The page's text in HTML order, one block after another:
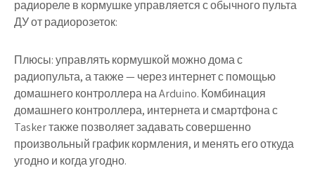
радиореле в кормушке управляется с обычного пульта
ДУ от радиорозеток:
Плюсы: управлять кормушкой можно дома с
радиопульта, а также — через интернет с помощью
домашнего контроллера на Arduino. Комбинация
домашнего контроллера, интернета и смартфона с
Tasker также позволяет задавать совершенно
произвольный график кормления, и менять его откуда
угодно и когда угодно.